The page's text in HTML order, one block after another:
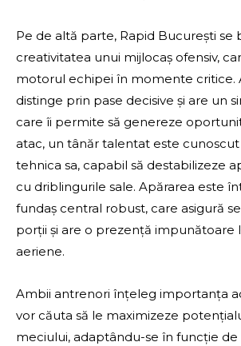
Pe de altă parte, Rapid București se
creativitatea unui mijlocaș ofensiv,
motorul echipei în momente critice.
distinge prin pase decisive și are un
care îi permite să genereze
atac, un tânăr talentat este
tehnica sa, capabil să destabilizeze
cu driblingurile sale. Apărarea este
fundaș central robust, care asigură
porții și are o prezență impunătoare
aeriene.
Ambii antrenori înțeleg importanța
vor căuta să le maximizeze
meciului, adaptându-se în funcție